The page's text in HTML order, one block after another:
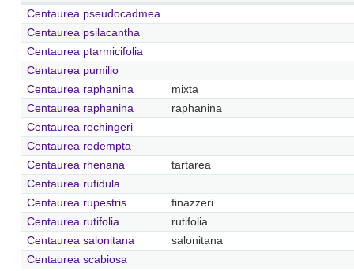
Centaurea pseudocadmea
Centaurea psilacantha
Centaurea ptarmicifolia
Centaurea pumilio
Centaurea raphanina
mixta
Centaurea raphanina
raphanina
Centaurea rechingeri
Centaurea redempta
Centaurea rhenana
tartarea
Centaurea rufidula
Centaurea rupestris
finazzeri
Centaurea rutifolia
rutifolia
Centaurea salonitana
salonitana
Centaurea scabiosa